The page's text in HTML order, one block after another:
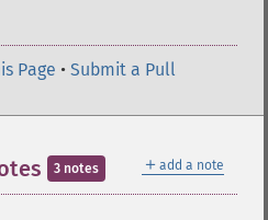
Page • Submit a Pull
＋ add a note
3 notes